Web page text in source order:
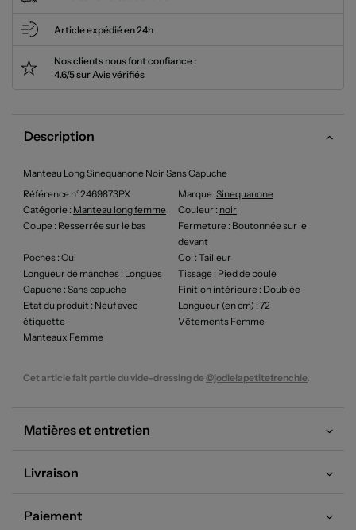
Article expédié en 24h
Nos clients nous font confiance :
4.6/5 sur Avis vérifiés
Description
Manteau Long Sinequanone Noir Sans Capuche
Référence n°2469873PX
Marque :Sinequanone
Catégorie : Manteau long femme Couleur : noir
Coupe : Resserrée sur le bas Fermeture : Boutonnée sur le
devant
Poches : Oui Col : Tailleur
Longueur de manches : Longues Tissage : Pied de poule
Capuche : Sans capuche Finition intérieure : Doublée
Etat du produit : Neuf avec
étiquette
Longueur (en cm) : 72
Vêtements Femme
Manteaux Femme
Cet article fait partie du vide-dressing de@jodielapetitefrenchie.
Matières et entretien
Livraison
Paiement